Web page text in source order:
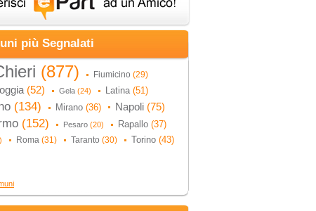
più Segnalati
(877) Fiumicino (29)
(52) Gela (24) Latina (51)
(134) Mirano (36) Napoli (75)
(152) Pesaro (20) Rapallo (37)
Roma (31) Taranto (30) Torino (43)